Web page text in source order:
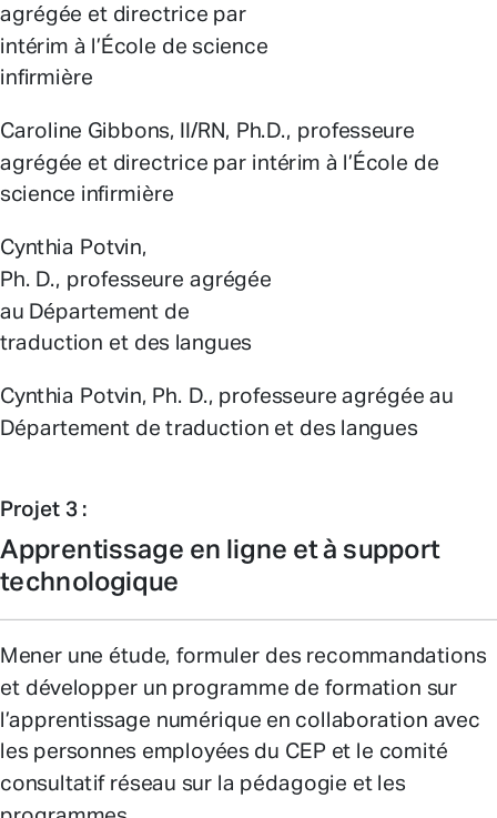
agrégée et directrice par
intérim à l’École de science
infirmière
Caroline Gibbons, II/RN, Ph.D., professeure
agrégée et directrice par intérim à l’École de
science infirmière
Cynthia Potvin,
Ph. D., professeure agrégée
au Département de
traduction et des langues
Cynthia Potvin, Ph. D., professeure agrégée au
Département de traduction et des langues
Projet 3 :
Apprentissage en ligne et à support
technologique
Mener une étude, formuler des recommandations
et développer un programme de formation sur
l’apprentissage numérique en collaboration avec
les personnes employées du CEP et le comité
consultatif réseau sur la pédagogie et les